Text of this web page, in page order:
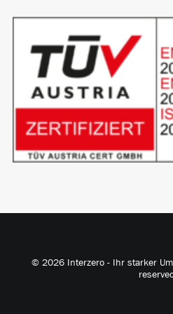
© 2026 Interzero - Ihr starker
reserved